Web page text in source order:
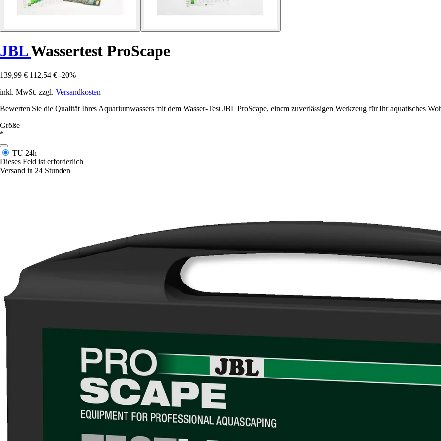
JBLWassertest ProScape
139,99 € 112,54 € -20%
inkl. MwSt. zzgl. Versandkosten
Bewerten Sie die Qualität Ihres Aquariumwassers mit dem Wasser-Test JBL ProScape, einem zuverlässigen Werkzeug für Ihr aquatisches
Größe
*
TU 24h
Dieses Feld ist erforderlich
Versand in 24 Stunden